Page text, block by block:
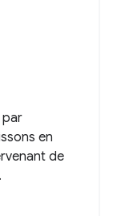
par
en
de